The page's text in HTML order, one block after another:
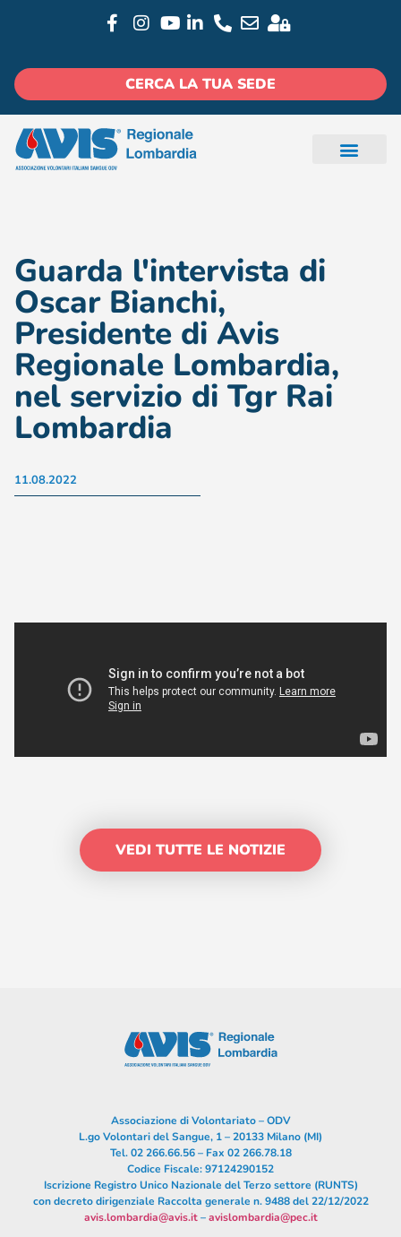
CERCA LA TUA SEDE
Guarda l'intervista di
Oscar Bianchi,
Presidente di Avis
Regionale Lombardia,
nel servizio di Tgr Rai
Lombardia
11.08.2022
VEDI TUTTE LE NOTIZIE
Associazione di Volontariato – ODV
L.go Volontari del Sangue, 1 – 20133 Milano (MI)
Tel. 02 266.66.56 – Fax 02 266.78.18
Codice Fiscale: 97124290152
Iscrizione Registro Unico Nazionale del Terzo settore (RUNTS)
con decreto dirigenziale Raccolta generale n. 9488 del 22/12/2022
avis.lombardia@avis.it–avislombardia@pec.it